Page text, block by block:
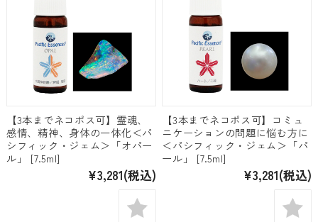
【3本までネコポス可】霊魂、
感情、精神、身体の一体化＜パ
シフィック・ジェム＞「オパー
ル」 [7.5ml]
¥3,281(税込)
【3本までネコポス可】コミュ
ニケーションの問題に悩む方に
＜パシフィック・ジェム＞「パ
ール」 [7.5ml]
¥3,281(税込)